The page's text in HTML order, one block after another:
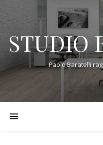
STUDIO
Paolo Baratelli